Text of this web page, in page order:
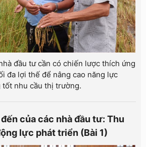
đầu tư cần có chiến lược thích ứng
đa lợi thế để nâng cao năng lực
tốt nhu cầu thị trường.
của các nhà đầu tư: Thu
lực phát triển (Bài 1)